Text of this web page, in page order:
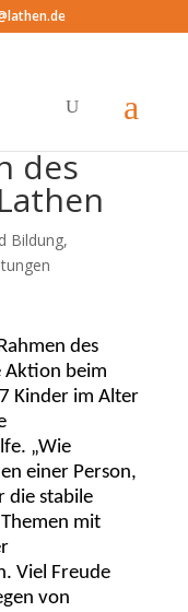
des
Bildung,
des
Aktion beim
Kinder im Alter
„Wie
einer Person,
die stabile
mit
Viel Freude
von